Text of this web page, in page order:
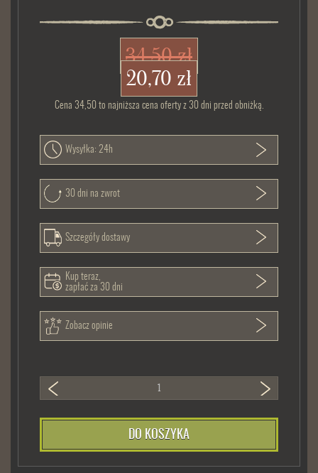
34,50 zł
20,70 zł
Cena 34,50 to najniższa cena oferty z 30 dni przed obniżką.
Wysyłka: 24h
30 dni na zwrot
Szczegóły dostawy
Kup teraz,
zapłać za 30 dni
Zobacz opinie
DO KOSZYKA